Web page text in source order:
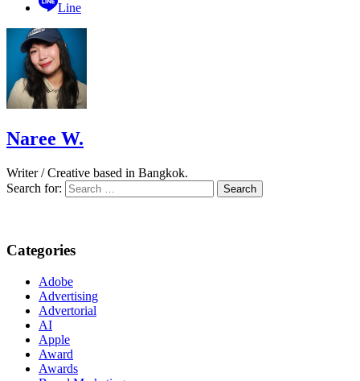
Line
Naree W.
Writer / Creative based in Bangkok.
Search for:
Categories
Adobe
Advertising
Advertorial
AI
Apple
Award
Awards